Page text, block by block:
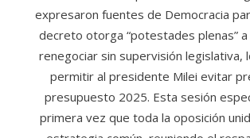
expresaron fuentes de Democracia
decreto otorga “potestades plenas” a
renegociar sin supervisión legislativa,
permitir al presidente Milei evitar
presupuesto 2025. Esta sesión
primera vez que toda la oposición